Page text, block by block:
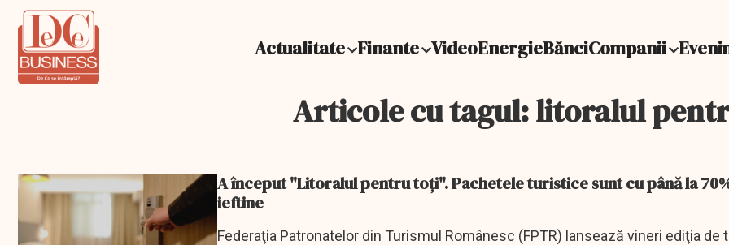
Actualitate Finante VideoEnergieBănciCompanii
Articole cu tagul: litoralul
A început "Litoralul pentru toţi". Pachetele turistice sunt cu până la
ieftine
Federaţia Patronatelor din Turismul Românesc (FPTR) lansează vineri ediţia de